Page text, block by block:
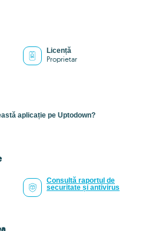
Licență
Proprietar
aplicație pe Uptodown?
Consultă raportul de
securitate și antivirus